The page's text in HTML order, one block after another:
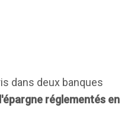
dans deux banques
réglementés en